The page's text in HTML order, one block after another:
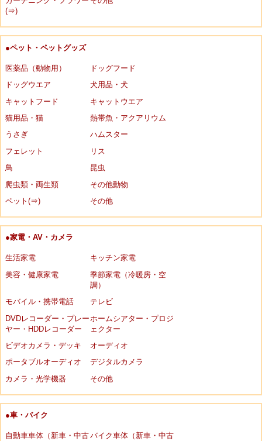
(⇒)
●ペット・ペットグッズ
医薬品（動物用）
ドッグフード
ドッグウエア
犬用品・犬
キャットフード
キャットウエア
猫用品・猫
熱帯魚・アクアリウム
うさぎ
ハムスター
フェレット
リス
鳥
昆虫
爬虫類・両生類
その他動物
ペット(⇒)
その他
●家電・AV・カメラ
生活家電
キッチン家電
美容・健康家電
季節家電（冷暖房・空
調）
モバイル・携帯電話
テレビ
DVDレコーダー・プレー
ヤー・HDDレコーダー
ホームシアター・プロジ
ェクター
ビデオカメラ・デッキ
オーディオ
ポータブルオーディオ
デジタルカメラ
カメラ・光学機器
その他
●車・バイク
自動車車体（新車・中古バイク車体（新車・中古